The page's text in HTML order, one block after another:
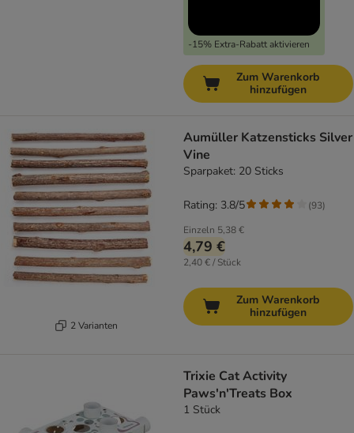
-15% Extra-Rabatt aktivieren
Zum Warenkorb
hinzufügen
2 Varianten
Aumüller Katzensticks Silver
Vine
Sparpaket: 20 Sticks
Einzeln 5,38 €
4,79 €
2,40 € / Stück
Rating: 3.8/5 (93)
Zum Warenkorb
hinzufügen
Trixie Cat Activity
Paws'n'Treats Box
1 Stück